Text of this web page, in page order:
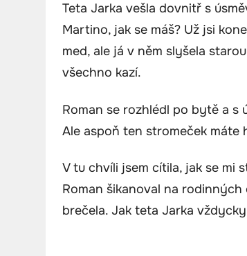
Teta Jarka vešla dovnitř s
Martino, jak se máš? Už jsi
med, ale já v něm slyšela
všechno kazí.
Roman se rozhlédl po bytě a s
Ale aspoň ten stromeček máte
V tu chvíli jsem cítila, jak se mi
Roman šikanoval na rodinných
brečela. Jak teta Jarka